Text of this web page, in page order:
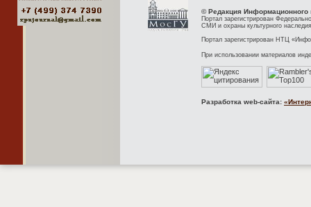
© Редакция Информационного
Портал зарегистрирован
СМИ и охраны культурного
Портал зарегистрирован НТЦ
При использовании материалов
Разработка web-сайта: